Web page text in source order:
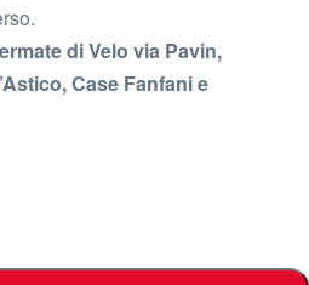
di Velo via Pavin,
Case Fanfani e